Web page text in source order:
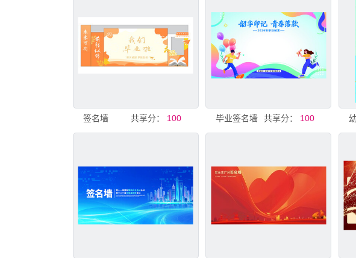
签名墙 共享分： 100 毕业签名墙 共享分： 100